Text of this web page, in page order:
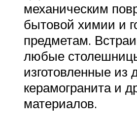
механическим
бытовой химии и
предметам.
любые
изготовленные
керамогранита и
материалов.